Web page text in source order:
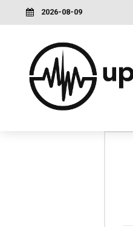
2026-08-09